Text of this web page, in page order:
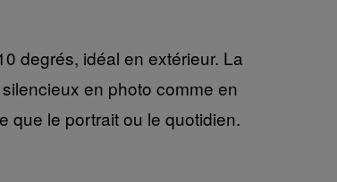
degrés, idéal en extérieur. La
en photo comme en
que le portrait ou le quotidien.